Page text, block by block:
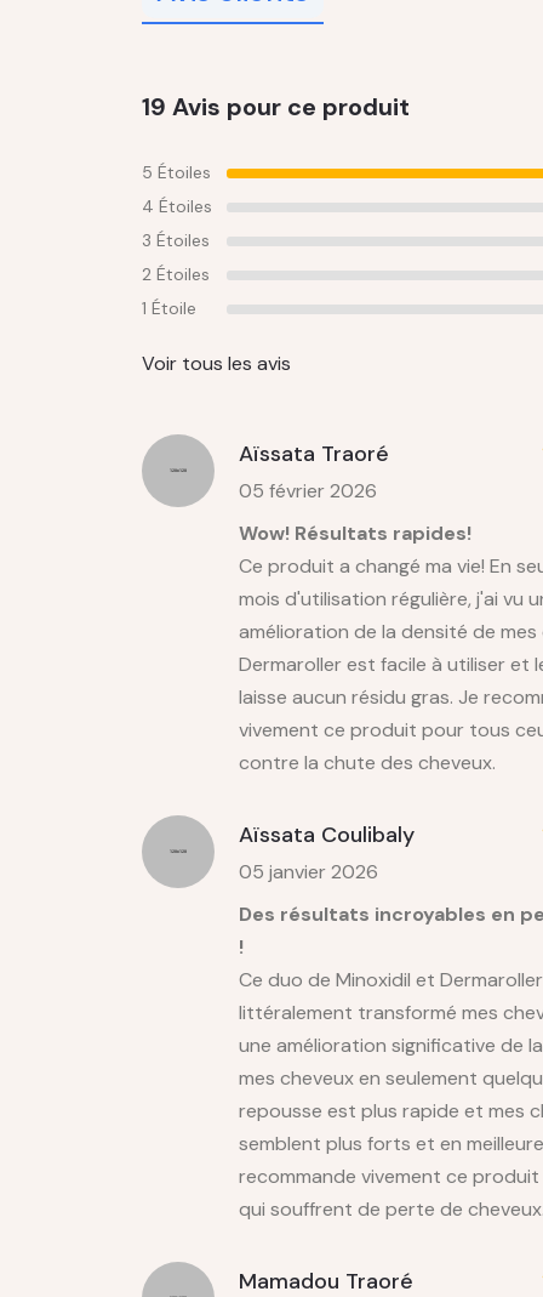
19 Avis pour ce produit
5 Étoiles
4 Étoiles
3 Étoiles
2 Étoiles
1 Étoile
Voir tous les avis
Aïssata Traoré
05 février 2026
Wow! Résultats rapides!
Ce produit a changé ma vie! En
mois d'utilisation régulière, j'ai vu
amélioration de la densité de mes
Dermaroller est facile à utiliser et
laisse aucun résidu gras. Je
vivement ce produit pour tous
contre la chute des cheveux.
Aïssata Coulibaly
05 janvier 2026
Des résultats incroyables en
!
Ce duo de Minoxidil et
littéralement transformé mes
une amélioration significative de
mes cheveux en seulement
repousse est plus rapide et mes
semblent plus forts et en
recommande vivement ce
qui souffrent de perte de cheveux.
Mamadou Traoré